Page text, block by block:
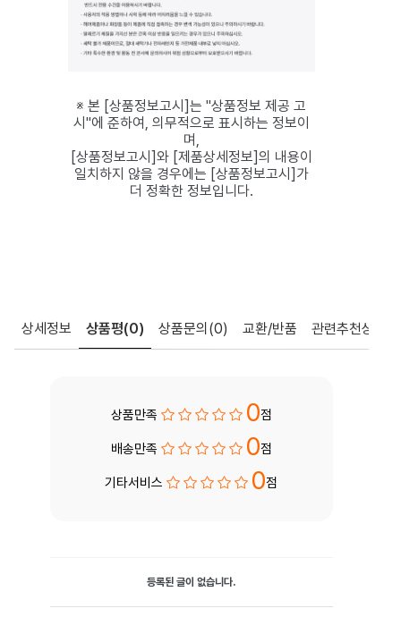
※ 본 [상품정보고시]는 "상품정보 제공 고
시"에 준하여, 의무적으로 표시하는 정보이
며,
[상품정보고시]와 [제품상세정보]의 내용이
일치하지 않을 경우에는 [상품정보고시]가
더 정확한 정보입니다.
상세정보 상품평(0) 상품문의 (0) 교환/반품 관련추천상품
상품만족 0점
배송만족 0점
기타서비스 0점
등록된 글이 없습니다.